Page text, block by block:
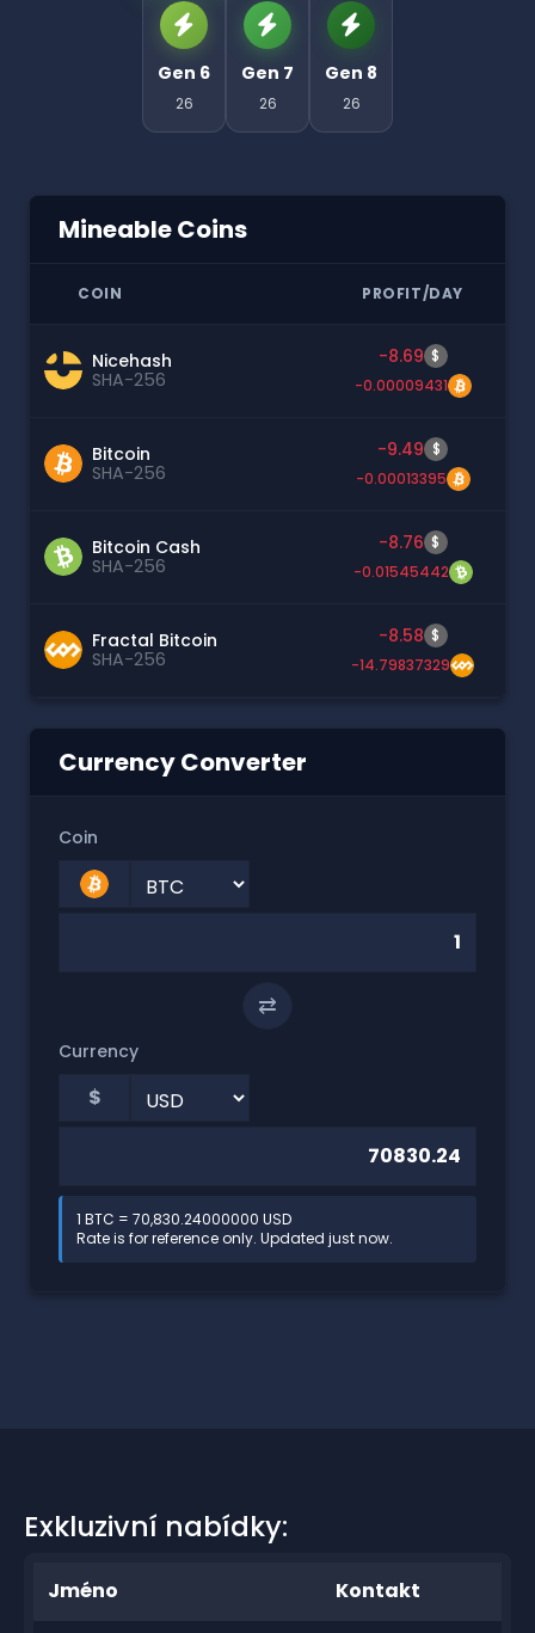
Gen 6
26
Gen 7
26
Gen 8
26
Mineable Coins
COIN PROFIT/DAY
Nicehash
SHA-256
-8.69 $
-0.00009431
Bitcoin
SHA-256
-9.49 $
-0.00013395
Bitcoin Cash
SHA-256
-8.76 $
-0.01545442
Fractal Bitcoin
SHA-256
-8.58 $
-14.79837329
Currency Converter
Coin
⇄
Currency
$
1 BTC = 70,830.24000000 USD
Rate is for reference only. Updated just now.
Exkluzivní nabídky:
Jméno Kontakt